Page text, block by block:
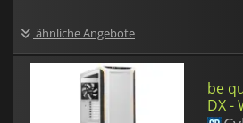
ähnliche Angebote
be
DX -